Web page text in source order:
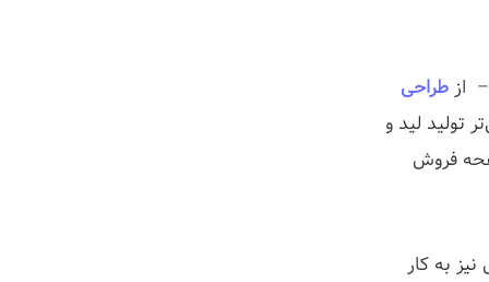
ازطراحی
تولید لید و
فروش
به کار